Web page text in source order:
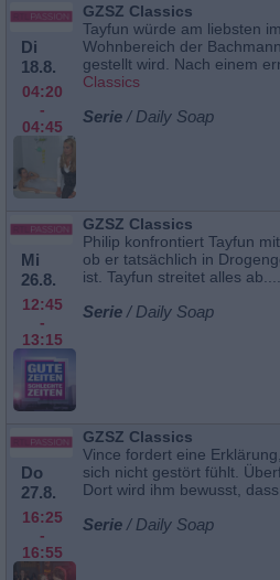
Di
18.8.
04:20
-
04:45
GZSZ Classics
Tayfun würde am liebsten
Wohnbereich der
gestellt wird. Nach einem
Classics
Serie / Daily Soap
Mi
26.8.
12:45
-
13:15
GZSZ Classics
Philip konfrontiert Tayfun
ob er tatsächlich in
ist. Tayfun streitet alles ab....
Serie / Daily Soap
Do
27.8.
16:25
-
16:55
GZSZ Classics
Vince fordert eine
sich nicht gestört fühlt.
Dort wird ihm bewusst, dass
Serie / Daily Soap